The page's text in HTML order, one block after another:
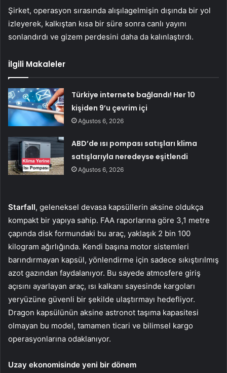
Şirket, operasyon sırasında alışılagelmişin dışında bir yol
izleyerek, kalkıştan kısa bir süre sonra canlı yayını
sonlandırdı ve gizem perdesini daha da kalınlaştırdı.
İlgili Makaleler
Türkiye internete bağlandı! Her 10
kişiden 9’u çevrim içi
Ağustos 6, 2026
ABD’de ısı pompası satışları klima
satışlarıyla neredeyse eşitlendi
Ağustos 6, 2026
Starfall, geleneksel devasa kapsüllerin aksine oldukça
kompakt bir yapıya sahip. FAA raporlarına göre 3,1 metre
çapında disk formundaki bu araç, yaklaşık 2 bin 100
kilogram ağırlığında. Kendi başına motor sistemleri
barındırmayan kapsül, yönlendirme için sadece sıkıştırılmış
azot gazından faydalanıyor. Bu sayede atmosfere giriş
açısını ayarlayan araç, ısı kalkanı sayesinde kargoları
yeryüzüne güvenli bir şekilde ulaştırmayı hedefliyor.
Dragon kapsülünün aksine astronot taşıma kapasitesi
olmayan bu model, tamamen ticari ve bilimsel kargo
operasyonlarına odaklanıyor.
Uzay ekonomisinde yeni bir dönem